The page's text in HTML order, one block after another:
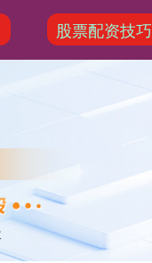
股票配资技巧